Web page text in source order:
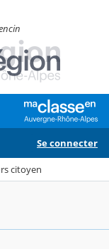
Se connecter
citoyen